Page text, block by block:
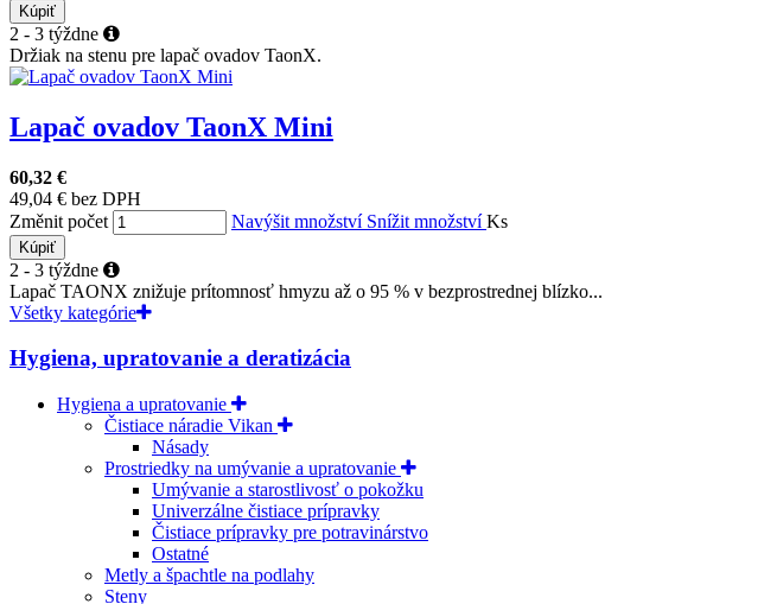
Kúpiť
2 - 3 týždne
Držiak na stenu pre lapač ovadov TaonX.
Lapač ovadov TaonX Mini
60,32 €
49,04 € bez DPH
Změnit počet
Navýšit množství Snížit množstvíKs
Kúpiť
2 - 3 týždne
Lapač TAONX znižuje prítomnosť hmyzu až o 95 % v bezprostrednej blízko...
Všetky kategórie
Hygiena, upratovanie a deratizácia
Hygiena a upratovanie
Čistiace náradie Vikan
Násady
Prostriedky na umývanie a upratovanie
Umývanie a starostlivosť o pokožku
Univerzálne čistiace prípravky
Čistiace prípravky pre potravinárstvo
Ostatné
Metly a špachtle na podlahy
Steny